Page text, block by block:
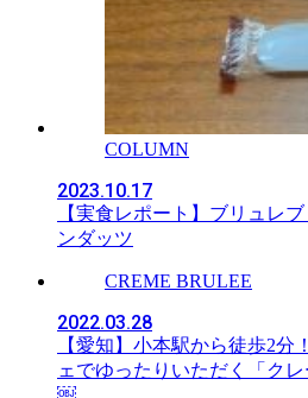
COLUMN
2023.10.17
【実食レポート】ブリュレ
ンダッツ
CREME BRULEE
2022.03.28
【愛知】小本駅から徒歩2分
ェでゆったりいただく「ク
￼